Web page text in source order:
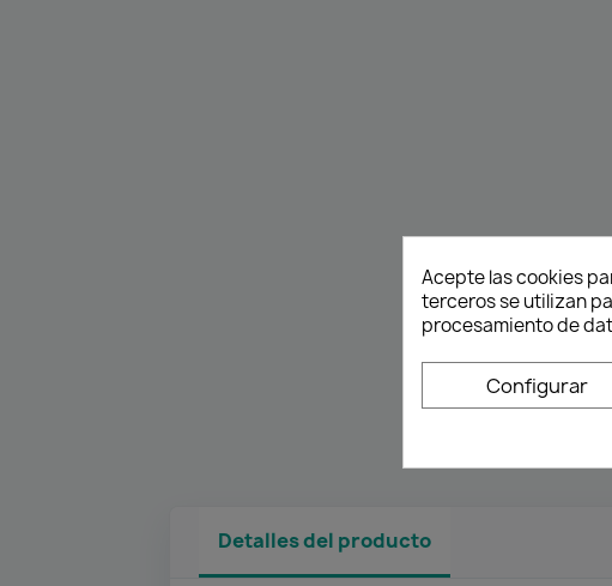
Detalles del producto
Acepte las cookies
terceros se utilizan
procesamiento de
Configurar